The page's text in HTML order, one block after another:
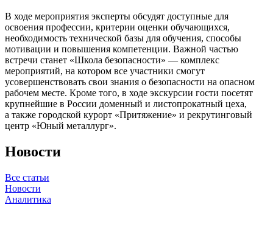
В ходе мероприятия эксперты обсудят доступные для
освоения профессии, критерии оценки обучающихся,
необходимость технической базы для обучения, способы
мотивации и повышения компетенции. Важной частью
встречи станет «Школа безопасности» — комплекс
мероприятий, на котором все участники смогут
усовершенствовать свои знания о безопасности на опасном
рабочем месте. Кроме того, в ходе экскурсии гости посетят
крупнейшие в России доменный и листопрокатный цеха,
а также городской курорт «Притяжение» и рекрутинговый
центр «Юный металлург».
Новости
Все статьи
Новости
Аналитика